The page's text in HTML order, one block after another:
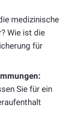
medizinische
Wie ist die
für
Sie für ein